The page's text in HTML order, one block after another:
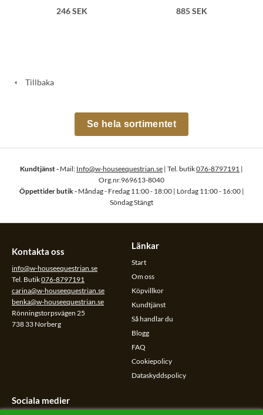
246 SEK 885 SEK
Tillbaka
Se hela sortimentet
Kundtjänst - Mail: Info@w-houseequestrian.se | Tel. butik076-8797191 |
Org.nr.969613-8040
Öppettider butik - Måndag - Fredag 11:00 - 18:00 | Lördag 11:00 - 16:00 |
Söndag Stängt
Kontakta oss
info@w-houseequestrian.se
Tel. Butik076-8797191
carina@w-houseequestrian.se
benka@w-houseequestrian.se
Rönningstorpsvägen 25
738 33 Norberg
Länkar
Start
Om oss
Köpvillkor
Kundtjänst
Så handlar du
Blogg
FAQ
Cookiepolicy
Dataskyddspolicy
Sociala medier